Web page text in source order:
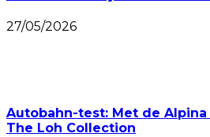
27/05/2026
Autobahn-test: Met de Alpina
The Loh Collection